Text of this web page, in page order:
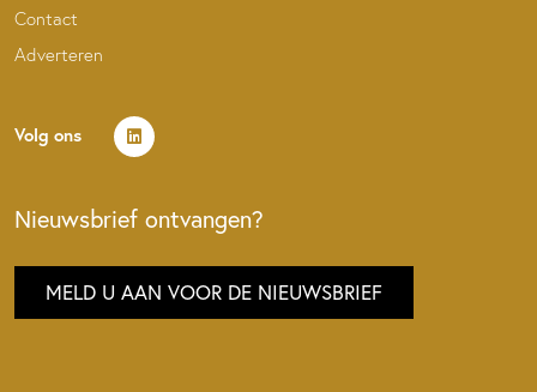
Contact
Adverteren
Volg ons
Nieuwsbrief ontvangen?
MELD U AAN VOOR DE NIEUWSBRIEF